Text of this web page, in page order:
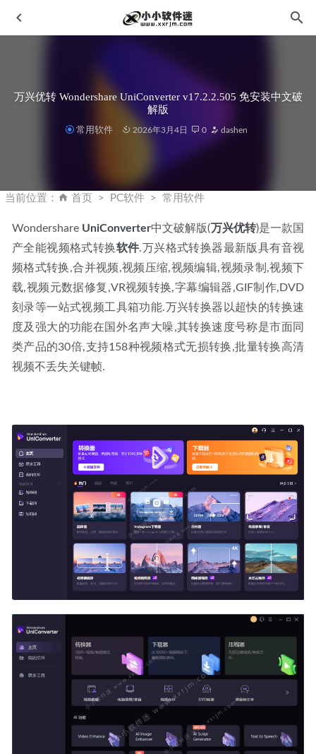
万兴优转 Wondershare UniConverter v17.2.2.505 免安装中文破
解版
常用软件 2026年3月4日 0 dashen
当前位置： 首页 PC软件 常用软件
Wondershare UniConverter中文破解版( 万兴优转)是一款国
产全能视频格式转换软件.万兴格式转换器最新版具有音视
频格式转换,合并视频,视频压缩,视频编辑,视频录制,视频下
载,视频元数据修复,VR视频转换,字幕编辑器,GIF制作,DVD
刻录等一站式视频工具箱功能.万兴转换器以超快的转换速
度及强大的功能在国外名声大噪,其转换速度号称是市面同
类产品的30倍,支持158种视频格式无损转换,批量转换高清
视频不丢失关键帧.
转换软件 2023-02-26
2019-10-28
Lingo 12(附中文汉化补丁)下载地址和安装教程 2019-11-06
Premiere CC2015官方简体中文版下载地址和安装教程 2019-
11-09
万兴PDF PDFelement 9.5.4.2218 官方中文破解版+免安装绿
色便携版 2023-04-23